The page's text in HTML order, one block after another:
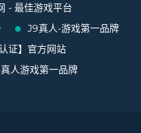
- 最佳游戏平台
J9真人-游戏第一品牌
证】官方网站
人游戏第一品牌